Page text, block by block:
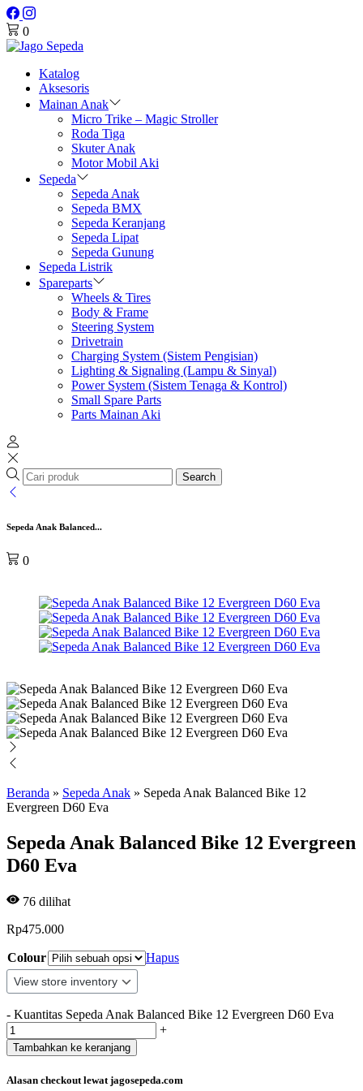
0
Katalog
Aksesoris
Mainan Anak
Micro Trike – Magic Stroller
Roda Tiga
Skuter Anak
Motor Mobil Aki
Sepeda
Sepeda Anak
Sepeda BMX
Sepeda Keranjang
Sepeda Lipat
Sepeda Gunung
Sepeda Listrik
Spareparts
Wheels & Tires
Body & Frame
Steering System
Drivetrain
Charging System (Sistem Pengisian)
Lighting & Signaling (Lampu & Sinyal)
Power System (Sistem Tenaga & Kontrol)
Small Spare Parts
Parts Mainan Aki
Search
Sepeda Anak Balanced...
0
Beranda » Sepeda Anak » Sepeda Anak Balanced Bike 12
Evergreen D60 Eva
Sepeda Anak Balanced Bike 12 Evergreen
D60 Eva
76 dilihat
Rp475.000
Colour Hapus
- Kuantitas Sepeda Anak Balanced Bike 12 Evergreen D60 Eva
+
Tambahkan ke keranjang
Alasan checkout lewat jagosepeda.com